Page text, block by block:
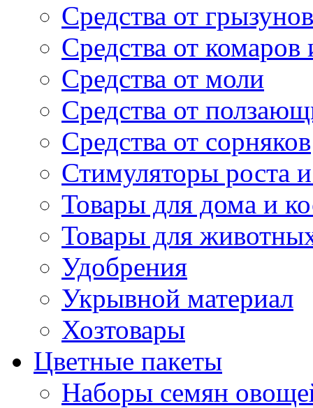
Средства от грызунов
Средства от
Средства от моли
Средства от
Средства от сорняков
Стимуляторы роста и
Товары для дома и
Товары для
Удобрения
Укрывной материал
Хозтовары
Цветные пакеты
Наборы семян